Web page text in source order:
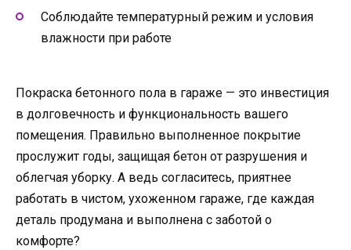
Соблюдайте температурный режим и условия
влажности при работе
Покраска бетонного пола в гараже — это инвестиция
в долговечность и функциональность вашего
помещения. Правильно выполненное покрытие
прослужит годы, защищая бетон от разрушения и
облегчая уборку. А ведь согласитесь, приятнее
работать в чистом, ухоженном гараже, где каждая
деталь продумана и выполнена с заботой о
комфорте?